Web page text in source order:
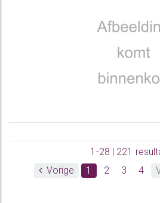
1-28 | 221
Vorige
1 2 3 4